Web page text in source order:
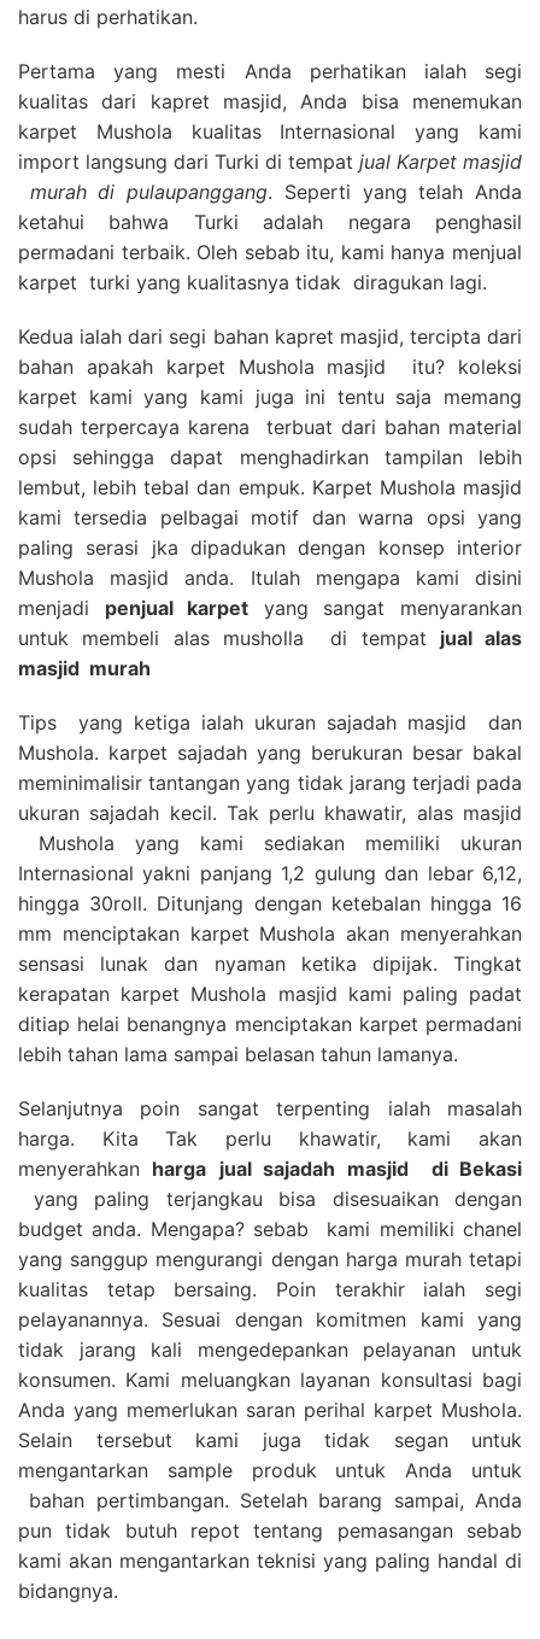
harus di perhatikan.
Pertama yang mesti Anda perhatikan ialah segi
kualitas dari kapret masjid, Anda bisa menemukan
karpet Mushola kualitas Internasional yang kami
import langsung dari Turki di tempat jual Karpet masjid
murah di pulaupanggang. Seperti yang telah Anda
ketahui bahwa Turki adalah negara penghasil
permadani terbaik. Oleh sebab itu, kami hanya menjual
karpet turki yang kualitasnya tidak diragukan lagi.
Kedua ialah dari segi bahan kapret masjid, tercipta dari
bahan apakah karpet Mushola masjid itu? koleksi
karpet kami yang kami juga ini tentu saja memang
sudah terpercaya karena terbuat dari bahan material
opsi sehingga dapat menghadirkan tampilan lebih
lembut, lebih tebal dan empuk. Karpet Mushola masjid
kami tersedia pelbagai motif dan warna opsi yang
paling serasi jka dipadukan dengan konsep interior
Mushola masjid anda. Itulah mengapa kami disini
menjadi penjual karpet yang sangat menyarankan
untuk membeli alas musholla di tempat jual alas
masjid murah
Tips yang ketiga ialah ukuran sajadah masjid dan
Mushola. karpet sajadah yang berukuran besar bakal
meminimalisir tantangan yang tidak jarang terjadi pada
ukuran sajadah kecil. Tak perlu khawatir, alas masjid
Mushola yang kami sediakan memiliki ukuran
Internasional yakni panjang 1,2 gulung dan lebar 6,12,
hingga 30roll. Ditunjang dengan ketebalan hingga 16
mm menciptakan karpet Mushola akan menyerahkan
sensasi lunak dan nyaman ketika dipijak. Tingkat
kerapatan karpet Mushola masjid kami paling padat
ditiap helai benangnya menciptakan karpet permadani
lebih tahan lama sampai belasan tahun lamanya.
Selanjutnya poin sangat terpenting ialah masalah
harga. Kita Tak perlu khawatir, kami akan
menyerahkan harga jual sajadah masjid
di Bekasi
yang paling terjangkau bisa disesuaikan dengan
budget anda. Mengapa? sebab kami memiliki chanel
yang sanggup mengurangi dengan harga murah tetapi
kualitas tetap bersaing. Poin terakhir ialah segi
pelayanannya. Sesuai dengan komitmen kami yang
tidak jarang kali mengedepankan pelayanan untuk
konsumen. Kami meluangkan layanan konsultasi bagi
Anda yang memerlukan saran perihal karpet Mushola.
Selain tersebut kami juga tidak segan untuk
mengantarkan sample produk untuk Anda untuk
bahan pertimbangan. Setelah barang sampai, Anda
pun tidak butuh repot tentang pemasangan sebab
kami akan mengantarkan teknisi yang paling handal di
bidangnya.